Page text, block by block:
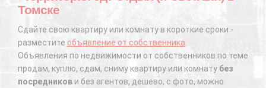
Томске
Сдайте свою квартиру или комнату в короткие сроки -
разместите объявление от собственника.
Объявления по недвижимости от собственников по теме
продам, куплю, сдам, сниму квартиру или комнату без
посредников и без агентов, дешево, с фото, можно